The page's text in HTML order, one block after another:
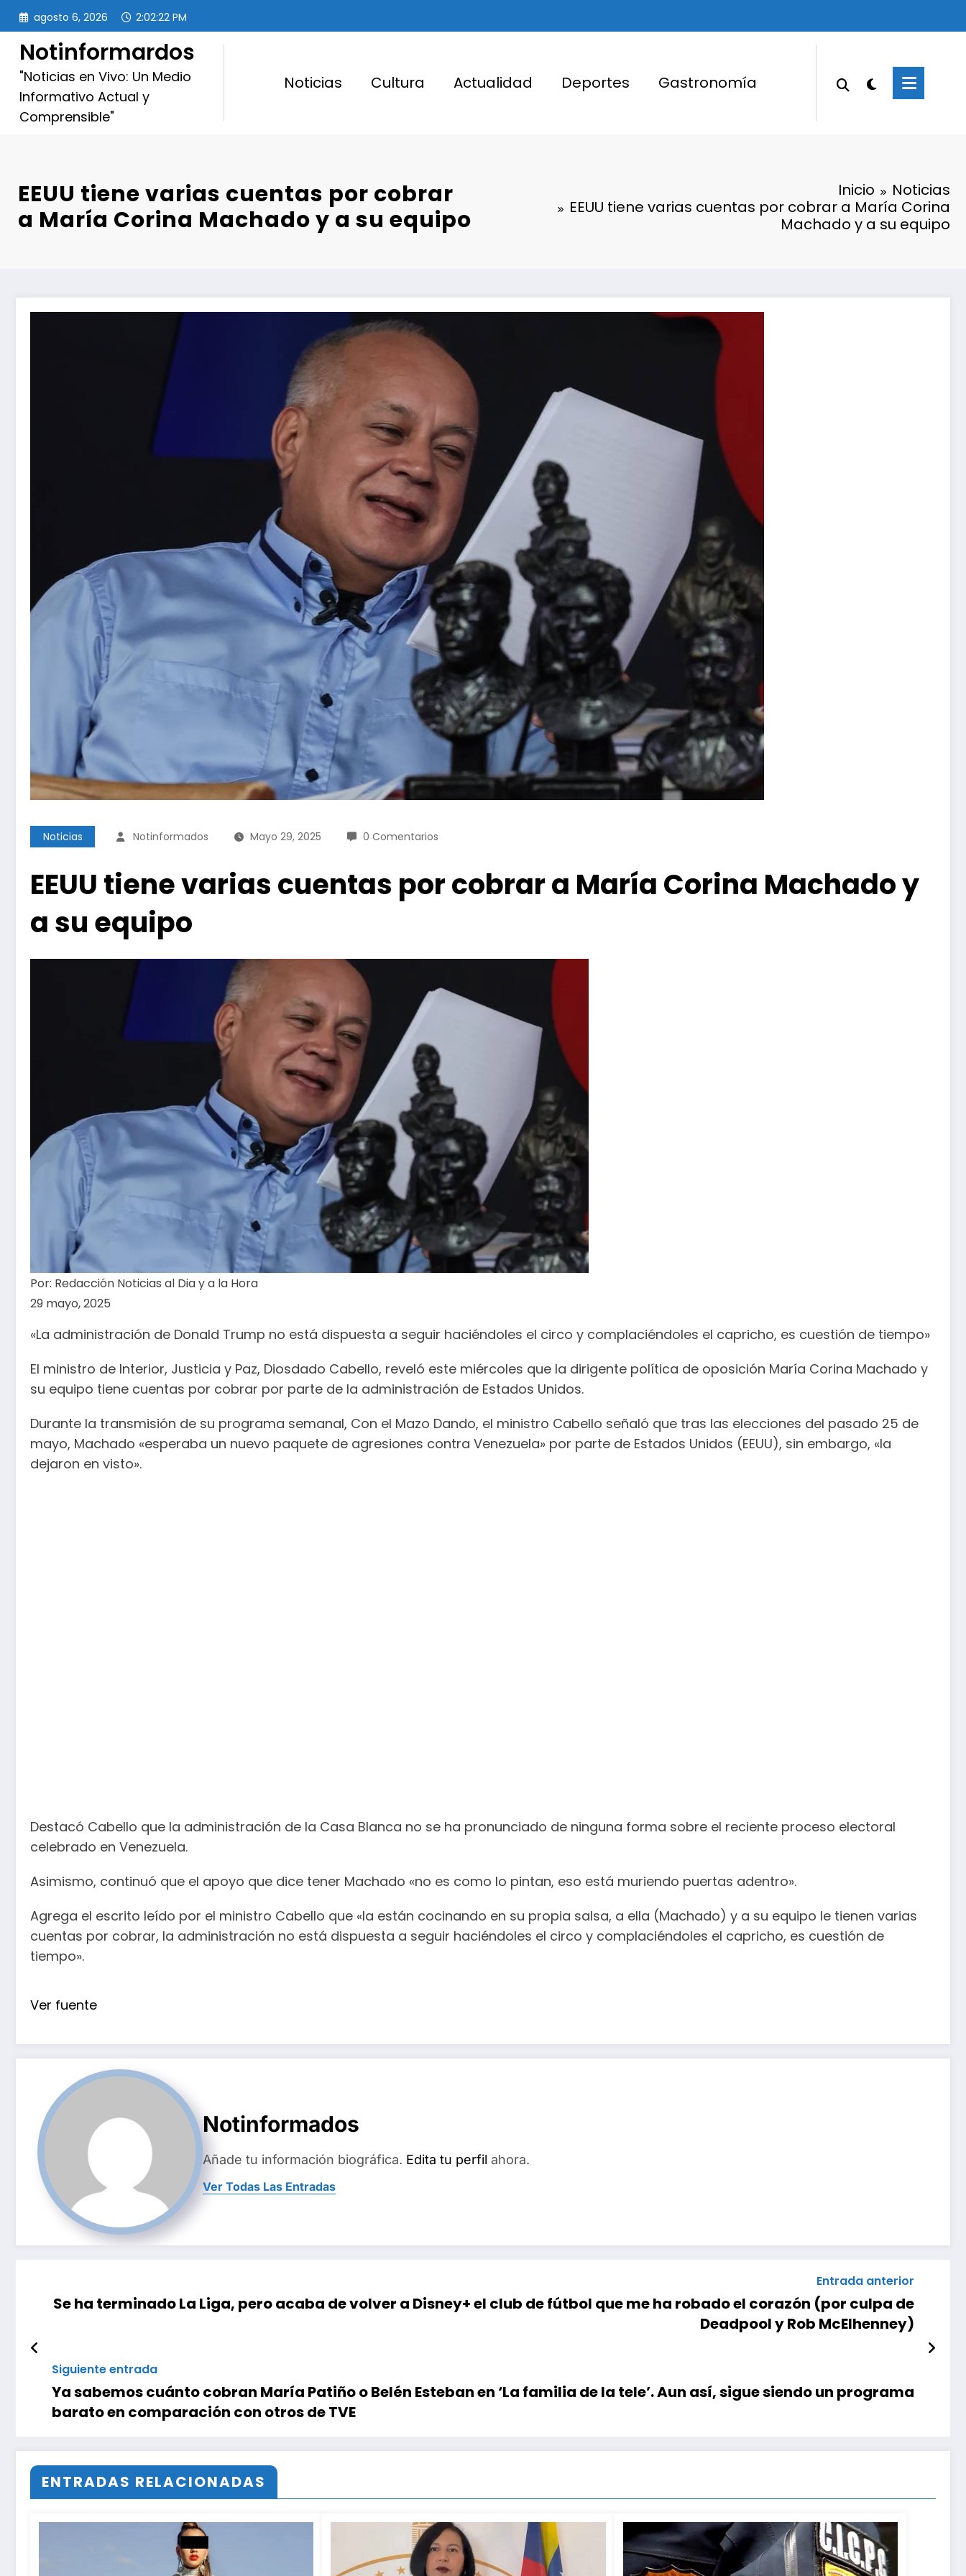
Saltar
contenido
agosto 6, 2026 2:02:23 PM
Notinformardos
"Noticias en Vivo: Un Medio
Informativo Actual y
Comprensible"
Noticias Cultura Actualidad Deportes Gastronomía
EEUU tiene varias cuentas por cobrar
a María Corina Machado y a su equipo
Inicio
Noticias
EEUU tiene varias cuentas por cobrar a María Corina
Machado y a su equipo
Noticias Notinformados Mayo 29, 2025 0 Comentarios
EEUU tiene varias cuentas por cobrar a María Corina Machado y
a su equipo
Por: Redacción Noticias al Dia y a la Hora
29 mayo, 2025
«La administración de Donald Trump no está dispuesta a seguir haciéndoles el circo y complaciéndoles el capricho, es cuestión de tiempo»
El ministro de Interior, Justicia y Paz, Diosdado Cabello, reveló este miércoles que la dirigente política de oposición María Corina Machado y
su equipo tiene cuentas por cobrar por parte de la administración de Estados Unidos.
Durante la transmisión de su programa semanal, Con el Mazo Dando, el ministro Cabello señaló que tras las elecciones del pasado 25 de
mayo, Machado «esperaba un nuevo paquete de agresiones contra Venezuela» por parte de Estados Unidos (EEUU), sin embargo, «la
dejaron en visto».
Destacó Cabello que la administración de la Casa Blanca no se ha pronunciado de ninguna forma sobre el reciente proceso electoral
celebrado en Venezuela.
Asimismo, continuó que el apoyo que dice tener Machado «no es como lo pintan, eso está muriendo puertas adentro».
Agrega el escrito leído por el ministro Cabello que «la están cocinando en su propia salsa, a ella (Machado) y a su equipo le tienen varias
cuentas por cobrar, la administración no está dispuesta a seguir haciéndoles el circo y complaciéndoles el capricho, es cuestión de
tiempo».
Ver fuente
Notinformados
Añade tu información biográfica. Edita tu perfil ahora.
Ver Todas Las Entradas
Entrada anterior
Se ha terminado La Liga, pero acaba de volver a Disney+ el club de fútbol que me ha robado el corazón (por culpa de
Deadpool y Rob McElhenney)
Siguiente entrada
Ya sabemos cuánto cobran María Patiño o Belén Esteban en ‘La familia de la tele’. Aun así, sigue siendo un programa
barato en comparación con otros de TVE
ENTRADAS RELACIONADAS